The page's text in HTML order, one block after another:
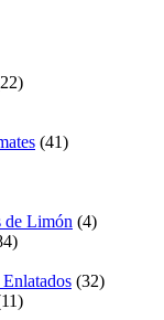
222
r
c
t
s
414
o
c
de Limón 44
o
8
p
r
323
111